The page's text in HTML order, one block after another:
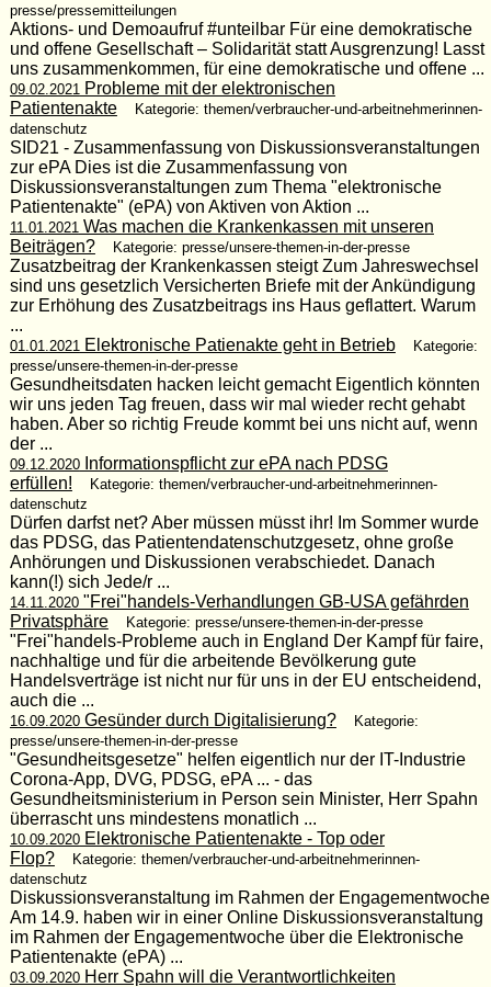
presse/pressemitteilungen
Aktions- und Demoaufruf #unteilbar Für eine demokratische
und offene Gesellschaft – Solidarität statt Ausgrenzung! Lasst
uns zusammenkommen, für eine demokratische und offene ...
09.02.2021 Probleme mit der elektronischen
Patientenakte
Kategorie: themen/verbraucher-und-arbeitnehmerinnen-
datenschutz
SID21 - Zusammenfassung von Diskussionsveranstaltungen
zur ePA Dies ist die Zusammenfassung von
Diskussionsveranstaltungen zum Thema "elektronische
Patientenakte" (ePA) von Aktiven von Aktion ...
11.01.2021 Was machen die Krankenkassen mit unseren
Beiträgen?
Kategorie: presse/unsere-themen-in-der-presse
Zusatzbeitrag der Krankenkassen steigt Zum Jahreswechsel
sind uns gesetzlich Versicherten Briefe mit der Ankündigung
zur Erhöhung des Zusatzbeitrags ins Haus geflattert. Warum
...
01.01.2021 Elektronische Patienakte geht in Betrieb
Kategorie:
presse/unsere-themen-in-der-presse
Gesundheitsdaten hacken leicht gemacht Eigentlich könnten
wir uns jeden Tag freuen, dass wir mal wieder recht gehabt
haben. Aber so richtig Freude kommt bei uns nicht auf, wenn
der ...
09.12.2020Informationspflicht zur ePA nach PDSG
erfüllen!
Kategorie: themen/verbraucher-und-arbeitnehmerinnen-
datenschutz
Dürfen darfst net? Aber müssen müsst ihr! Im Sommer wurde
das PDSG, das Patientendatenschutzgesetz, ohne große
Anhörungen und Diskussionen verabschiedet. Danach
kann(!) sich Jede/r ...
14.11.2020"Frei"handels-Verhandlungen GB-USA gefährden
Privatsphäre
Kategorie: presse/unsere-themen-in-der-presse
"Frei"handels-Probleme auch in England Der Kampf für faire,
nachhaltige und für die arbeitende Bevölkerung gute
Handelsverträge ist nicht nur für uns in der EU entscheidend,
auch die ...
16.09.2020Gesünder durch Digitalisierung?
Kategorie:
presse/unsere-themen-in-der-presse
"Gesundheitsgesetze" helfen eigentlich nur der IT-Industrie
Corona-App, DVG, PDSG, ePA ... - das
Gesundheitsministerium in Person sein Minister, Herr Spahn
überrascht uns mindestens monatlich ...
10.09.2020Elektronische Patientenakte - Top oder
Flop?
Kategorie: themen/verbraucher-und-arbeitnehmerinnen-
datenschutz
Diskussionsveranstaltung im Rahmen der Engagementwoche
Am 14.9. haben wir in einer Online Diskussionsveranstaltung
im Rahmen der Engagementwoche über die Elektronische
Patientenakte (ePA) ...
03.09.2020Herr Spahn will die Verantwortlichkeiten